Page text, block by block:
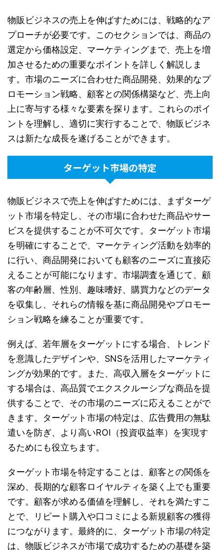
物販ビジネスの売上を伸ばすためには、戦略的なア
プローチが必要です。このセクションでは、商品の
選定から価格設定、マーケティングまで、売上を増
加させるための重要なポイントを詳しく解説しま
す。市場のニーズに合わせた商品開発、効果的なプ
ロモーション戦略、顧客との関係構築など、売上向
上に寄与する様々な要素を探ります。これらのポイ
ントを理解し、適切に実行することで、物販ビジネ
スは新たな成長を遂げることができます。
ターゲット市場の特定
物販ビジネスで売上を伸ばすためには、まずターゲ
ット市場を特定し、その市場に合わせた商品やサー
ビスを提供することが不可欠です。ターゲット市場
を明確にすることで、マーケティング活動を効率的
に行い、商品開発においても顧客のニーズに直接応
えることが可能になります。市場調査を通じて、顧
客の年齢層、性別、趣味嗜好、購買力などのデータ
を収集し、それらの情報を基に商品開発やプロモー
ション戦略を練ることが重要です。
例えば、若年層をターゲットにする場合、トレンド
を意識したデザインや、SNSを活用したマーケティ
ングが効果的です。また、高収入層をターゲットに
する場合は、高品質でエクスクルーシブな商品を提
供することで、その市場のニーズに応えることがで
きます。ターゲット市場の特定は、広告費用の無駄
遣いを防ぎ、より高いROI（投資収益率）を実現す
るためにも役立ちます。
ターゲット市場を特定することは、顧客との関係を
深め、長期的な顧客ロイヤルティを築く上でも重要
です。顧客が求める価値を理解し、それを満たすこ
とで、リピート購入や口コミによる新規顧客の獲得
につながります。最終的に、ターゲット市場の特定
は、物販ビジネスが市場で成功するための基礎を築